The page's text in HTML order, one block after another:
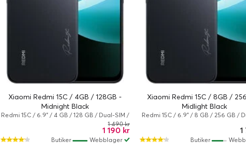
Xiaomi Redmi 15C / 4GB / 128GB -
Midnight Black
Redmi 15C / 6.9" / 4 GB / 128 GB / Dual-SIM /
1 190 kr
1 490 kr
Webblager
Butiker
Xiaomi Redmi 15C / 8GB /
Midlight Black
Redmi 15C / 6.9" / 8 GB / 256 GB /
Butiker